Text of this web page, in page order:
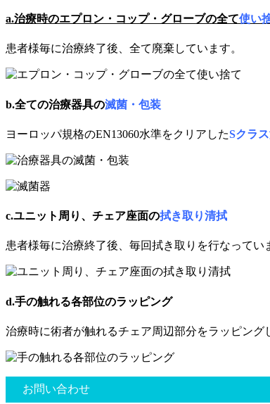
a.治療時のエプロン・コップ・グローブの全て使い
患者様毎に治療終了後、全て廃棄しています。
b.全ての治療器具の滅菌・包装
ヨーロッパ規格のEN13060水準をクリアしたSクラ
c.ユニット周り、チェア座面の拭き取り清拭
患者様毎に治療終了後、毎回拭き取りを行なってい
d.手の触れる各部位のラッピング
治療時に術者が触れるチェア周辺部分をラッピング
お問い合わせ